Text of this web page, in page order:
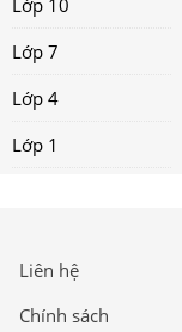
Lớp 7
Lớp 4
Lớp 1
Liên hệ
Chính sách